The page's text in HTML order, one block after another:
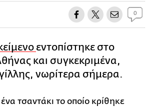
0
εντοπίστηκε στο
και συγκεκριμένα,
νωρίτερα σήμερα.
ένα τσαντάκι το οποίο κρίθηκε